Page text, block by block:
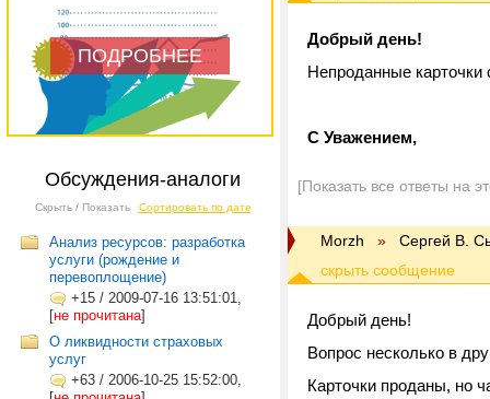
ПОДРОБНЕЕ
Обсуждения-аналоги
Скрыть / Показать Сортировать по дате
Анализ ресурсов: разработка
услуги (рождение и
перевоплощение)
+15 / 2009-07-16 13:51:01,
[не прочитана]
О ликвидности страховых
услуг
+63 / 2006-10-25 15:52:00,
Добрый день!
Непроданные
С Уважением,
[Показать все ответы на
Morzh » Cергей В.
Добрый день!
Вопрос несколько в
Карточки проданы, но